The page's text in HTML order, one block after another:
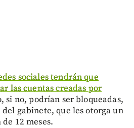
sociales tendrán que
las cuentas creadas por
si no, podrían ser bloqueadas,
gabinete, que les otorga un
12 meses.